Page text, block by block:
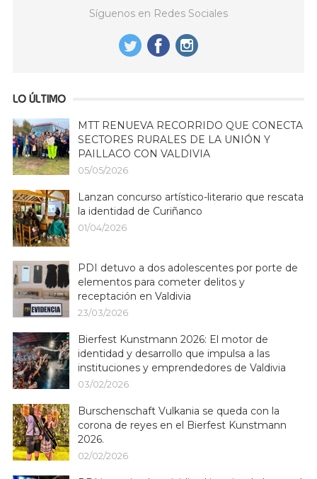
Síguenos en Redes Sociales
LO ÚLTIMO
MTT RENUEVA RECORRIDO QUE CONECTA
SECTORES RURALES DE LA UNIÓN Y
PAILLACO CON VALDIVIA
05/05/2026
Lanzan concurso artístico-literario que rescata
la identidad de Curiñanco
01/04/2026
PDI detuvo a dos adolescentes por porte de
elementos para cometer delitos y
receptación en Valdivia
23/03/2026
Bierfest Kunstmann 2026: El motor de
identidad y desarrollo que impulsa a las
instituciones y emprendedores de Valdivia
03/02/2026
Burschenschaft Vulkania se queda con la
corona de reyes en el Bierfest Kunstmann
2026.
02/02/2026